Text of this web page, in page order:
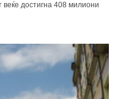
достигна 408 милиони